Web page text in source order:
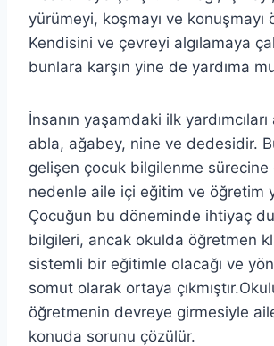
yürümeyi, koşmayı ve konuşmayı
Kendisini ve çevreyi algılamaya
bunlara karşın yine de yardıma
İnsanın yaşamdaki ilk
abla, ağabey, nine ve dedesidir.
gelişen çocuk bilgilenme sürecine
nedenle aile içi eğitim ve öğretim
Çocuğun bu döneminde ihtiyaç
bilgileri, ancak okulda öğretmen
sistemli bir eğitimle olacağı ve
somut olarak ortaya
öğretmenin devreye girmesiyle
konuda sorunu çözülür.